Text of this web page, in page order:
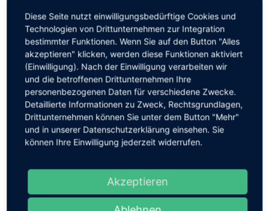
Vorherig
Tourist-Info Bad Breisig auf
Wandermesse in Königswinter
Nächstes
Geführte Wanderungen der
Diese Seite nutzt einwilligungsbedürftige Cookies und
Technologien von Drittunternehmen zur Integration
bestimmter Funktionen. Wenn Sie auf den Button "Alles
akzeptieren" klicken, werden diese Funktionen aktiviert
(Einwilligung). Nach der Einwilligung verarbeiten wir
und die betroffenen Drittunternehmen Ihre
personenbezogenen Daten für verschiedene Zwecke.
Detaillierte Informationen zu Zweck, Rechtsgrundlagen,
Drittunternehmen können Sie unter dem Button "Mehr"
und in unserer Datenschutzerklärung einsehen. Sie
können Ihre Einwilligung jederzeit widerrufen.
Akzeptieren